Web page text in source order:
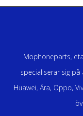
Mophoneparts,
specialiserar sig
Huawei, Ära, Oppo,